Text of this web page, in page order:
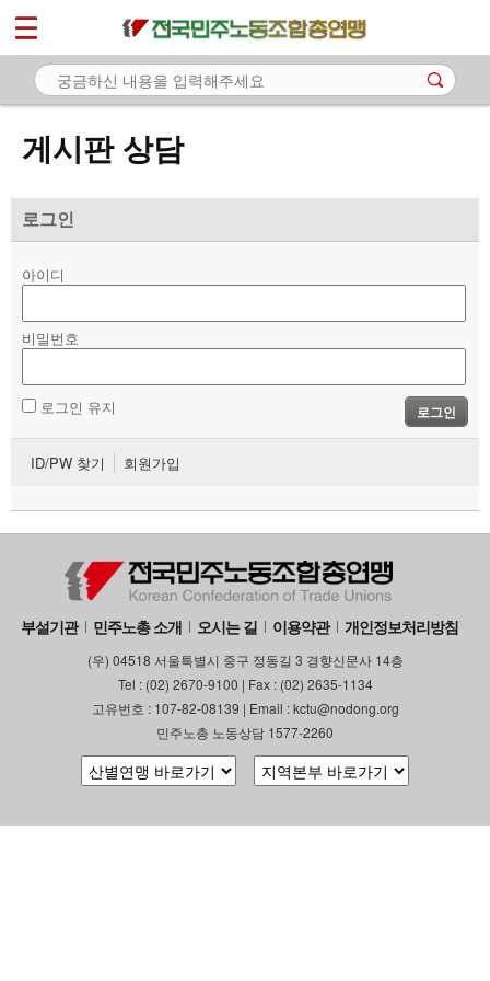
게시판 상담
로그인
아이디
비밀번호
로그인 유지 로그인
ID/PW 찾기 회원가입
부설기관 민주노총 소개 오시는 길 이용약관 개인정보처리방침
(우) 04518 서울특별시 중구 정동길 3 경향신문사 14층
Tel : (02) 2670-9100 | Fax : (02) 2635-1134
고유번호 : 107-82-08139 | Email : kctu@nodong.org
민주노총 노동상담 1577-2260
마이페이지
소개
노동상담
- 게시판 상담
- 바로보기
- 찾아보기
- 전국 노동상담소 안내
자료
부설기관